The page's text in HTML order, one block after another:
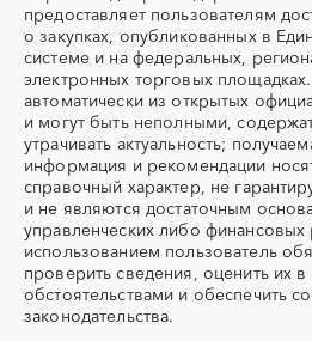
ТЭН
(Теплоэлектронагреватель)
УКПГ
Аварийные работы
Авиационные работы
Автобус
Автогрейдер
Автоматизация
Автомобильные весы
Автотранспорт
Адсорбенты
Московская область
Ненецкий AО
Новгородская область
Омская область
Орловская область
Пермский край
Псковская область
Рязанская область
Саратовская область
Свердловская область
Смоленская область
предоставляет пользователям
о закупках, опубликованных в
системе и на федеральных,
электронных торговых
автоматически из открытых
и могут быть неполными,
утрачивать актуальность;
информация и рекомендации
справочный характер, не
и не являются достаточным
управленческих либо
использованием пользователь
проверить сведения, оценить их
обстоятельствами и обеспечить
законодательства.